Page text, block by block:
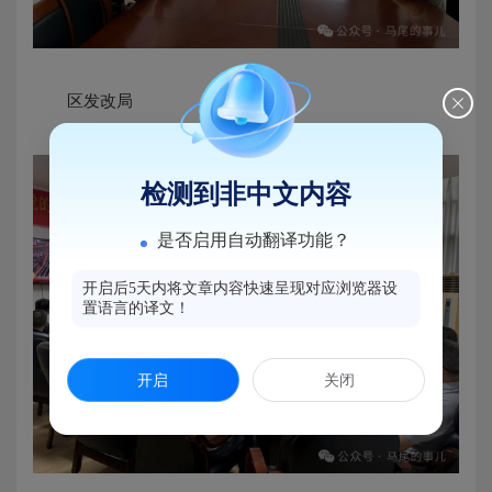
区发改局
检测到非中文内容
是否启用自动翻译功能？
开启后5天内将文章内容快速呈现对应浏览器设
置语言的译文！
开启 关闭